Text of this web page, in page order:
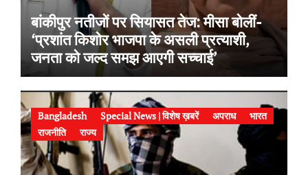
बांकीपुर नतीजों पर सियासत तेज: मीसा बोलीं-
‘प्रशांत किशोर भाजपा के असली प्रत्याशी,
जनता को जल्द समझ आएगी सच्चाई’
Bangladesh Special News | विशेष ख़बरें अपराध
भारत
राजनीति
राज्य